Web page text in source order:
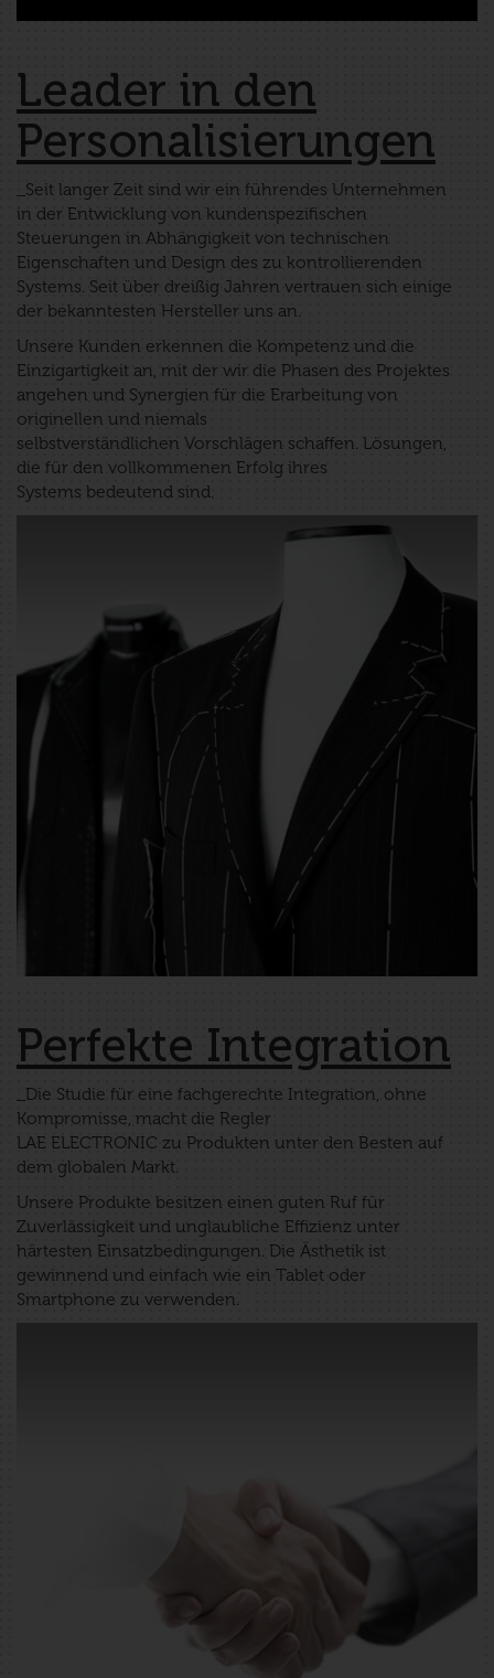
Leader in den
Personalisierungen
_Seit langer Zeit sind wir ein führendes Unternehmen
in der Entwicklung von kundenspezifischen
Steuerungen in Abhängigkeit von technischen
Eigenschaften und Design des zu kontrollierenden
Systems. Seit über dreißig Jahren vertrauen sich einige
der bekanntesten Hersteller uns an.
Unsere Kunden erkennen die Kompetenz und die
Einzigartigkeit an, mit der wir die Phasen des Projektes
angehen und Synergien für die Erarbeitung von
originellen und niemals
selbstverständlichen Vorschlägen schaffen. Lösungen,
die für den vollkommenen Erfolg ihres
Systems bedeutend sind.
Perfekte Integration
_Die Studie für eine fachgerechte Integration, ohne
Kompromisse, macht die Regler
LAE ELECTRONIC zu Produkten unter den Besten auf
dem globalen Markt.
Unsere Produkte besitzen einen guten Ruf für
Zuverlässigkeit und unglaubliche Effizienz unter
härtesten Einsatzbedingungen. Die Ästhetik ist
gewinnend und einfach wie ein Tablet oder
Smartphone zu verwenden.